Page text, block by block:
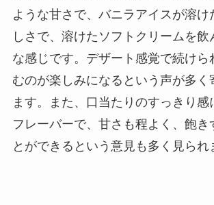
ような甘さで、バニラアイスが溶け
しさで、溶けたソフトクリームを飲
な感じです。デザート感覚で続けら
むのが楽しみになるという声が多く
ます。また、口当たりのすっきり感
フレーバーで、甘さも程よく、飽き
とができるという意見も多く見られ